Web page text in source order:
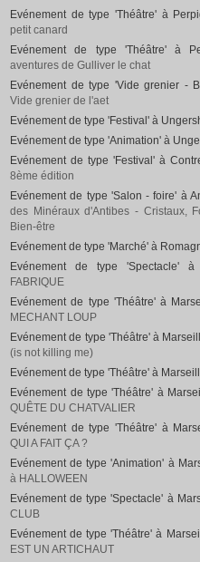
Evénement de type 'Théâtre' à
petit canard
Evénement de type 'Théâtre' à
aventures de Gulliver le chat
Evénement de type 'Vide grenier -
Vide grenier de l'aet
Evénement de type 'Festival' à
Evénement de type 'Animation' à
Evénement de type 'Festival' à
8ème édition
Evénement de type 'Salon - foire' à
des Minéraux d'Antibes - Cristaux,
Bien-être
Evénement de type 'Marché' à
Evénement de type 'Spectacle'
FABRIQUE
Evénement de type 'Théâtre' à
MECHANT LOUP
Evénement de type 'Théâtre' à
(is not killing me)
Evénement de type 'Théâtre' à
Evénement de type 'Théâtre' à
QUÊTE DU CHATVALIER
Evénement de type 'Théâtre' à
QUI A FAIT ÇA ?
Evénement de type 'Animation' à
à HALLOWEEN
Evénement de type 'Spectacle' à
CLUB
Evénement de type 'Théâtre' à
EST UN ARTICHAUT